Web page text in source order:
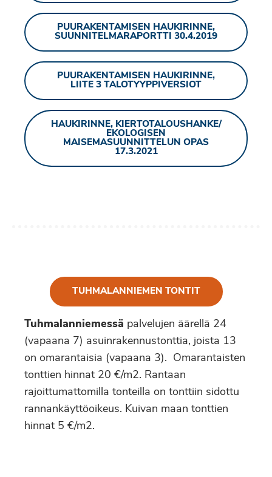
PUURAKENTAMISEN HAUKIRINNE,
SUUNNITELMARAPORTTI 30.4.2019
PUURAKENTAMISEN HAUKIRINNE,
LIITE 3 TALOTYYPPIVERSIOT
HAUKIRINNE, KIERTOTALOUSHANKE/
EKOLOGISEN
MAISEMASUUNNITTELUN OPAS
17.3.2021
TUHMALANNIEMEN TONTIT
Tuhmalanniemessä palvelujen äärellä 24
(vapaana 7) asuinrakennustonttia, joista 13
on omarantaisia (vapaana 3). Omarantaisten
tonttien hinnat 20 €/m2. Rantaan
rajoittumattomilla tonteilla on tonttiin sidottu
rannankäyttöoikeus. Kuivan maan tonttien
hinnat 5 €/m2.